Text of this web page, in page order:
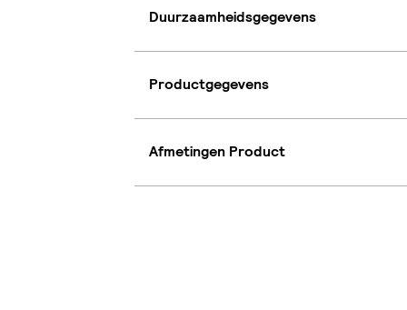
Duurzaamheidsgegevens
Productgegevens
Afmetingen Product